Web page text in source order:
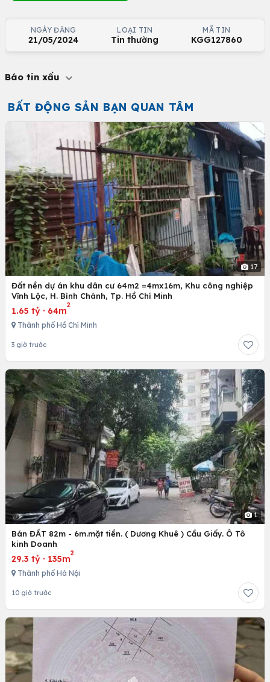
NGÀY ĐĂNG
21/05/2024
LOẠI TIN
Tin thường
MÃ TIN
KGG127860
Báo tin xấu
BẤT ĐỘNG SẢN BẠN QUAN TÂM
17
Đất nền dự án khu dân cư 64m2 =4mx16m, Khu công nghiệp
Vĩnh Lộc, H. Bình Chánh, Tp. Hồ Chí Minh
1.65 tỷ · 64m
2
Thành phố Hồ Chí Minh
3 giờ trước
1
Bán ĐẤT 82m - 6m.mặt tiền. ( Dương Khuê ) Cầu Giấy. Ô Tô
kinh Doanh
29.3 tỷ · 135m
2
Thành phố Hà Nội
10 giờ trước